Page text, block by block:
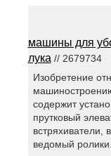
машины для
лука // 2679734
Изобретение
содержит
прутковый
ведомый ролики.